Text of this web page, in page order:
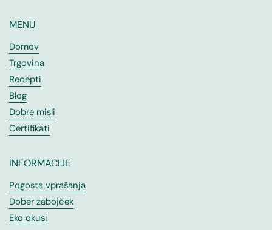
MENU
Domov
Trgovina
Recepti
Blog
Dobre misli
Certifikati
INFORMACIJE
Pogosta vprašanja
Dober zabojček
Eko okusi